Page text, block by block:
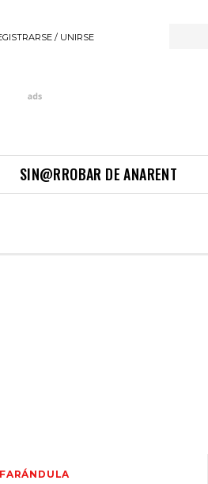
/ UNIRSE
SIN@RROBAR DE ANARENT
FARÁNDULA